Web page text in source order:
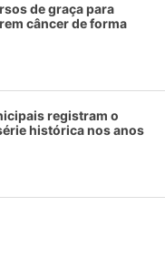
de graça para
câncer de forma
registram o
histórica nos anos